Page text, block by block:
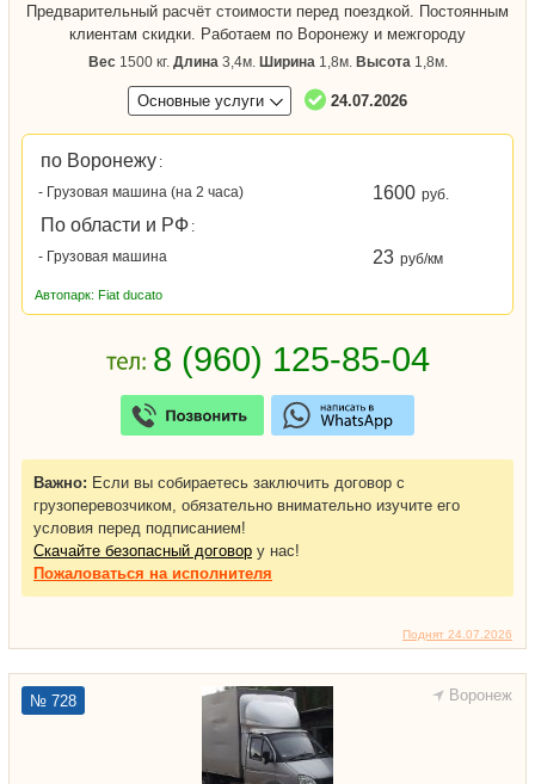
Поднят 24.07.2026
Предварительный расчёт стоимости перед поездкой. Постоянным
клиентам скидки. Работаем по Воронежу и межгороду
Вес1500 кг. Длина3,4м. Ширина1,8м. Высота1,8м.
Основные услуги 24.07.2026
по Воронежу :
- Грузовая машина (на 2 часа)
1600 руб.
По области и РФ :
- Грузовая машина
23 руб/км
Автопарк: Fiat ducato
Важно: Если вы собираетесь заключить договор с
грузоперевозчиком, обязательно внимательно изучите его
условия перед подписанием!
Скачайте безопасный договор у нас!
Пожаловаться на исполнителя
Воронеж
№ 728